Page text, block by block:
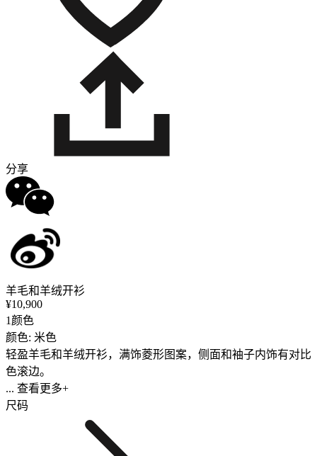
分享
羊毛和羊绒开衫
¥10,900
1颜色
颜色: 米色
轻盈羊毛和羊绒开衫，满饰菱形图案，侧面和袖子内饰有对比
色滚边。
... 查看更多+
尺码